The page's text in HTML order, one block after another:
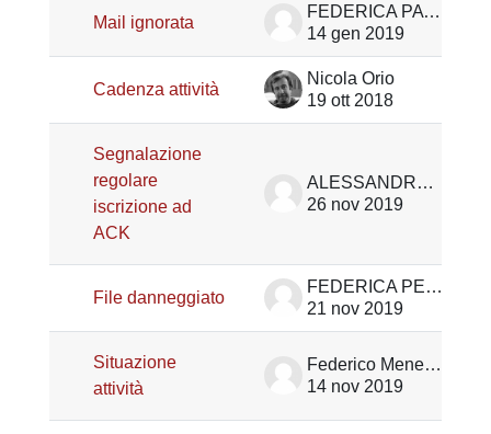
Mail ignorata
FEDERICA PAVIA
14 gen 2019
Cadenza attività
Nicola Orio
19 ott 2018
Segnalazione
regolare
iscrizione ad
ACK
ALESSANDRA TOFFANIN
26 nov 2019
File danneggiato
FEDERICA PERON
21 nov 2019
Situazione
attività
Federico Meneghini
14 nov 2019